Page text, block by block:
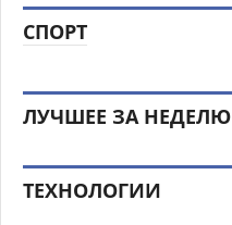
СПОРТ
ЛУЧШЕЕ ЗА НЕДЕЛЮ
ТЕХНОЛОГИИ